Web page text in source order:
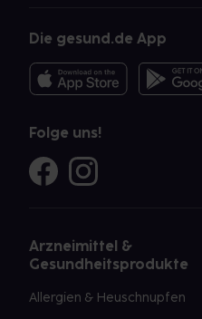
Die gesund.de App
Folge uns!
Arzneimittel &
Gesundheitsprodukte
Allergien & Heuschnupfen